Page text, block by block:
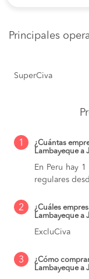
Principales
SuperCiva
1
¿Cuántas
Lambayeque a
En Peru hay
regulares
2
¿Cuáles
Lambayeque a
ExcluCiva
3
¿Cómo
Lambayeque a